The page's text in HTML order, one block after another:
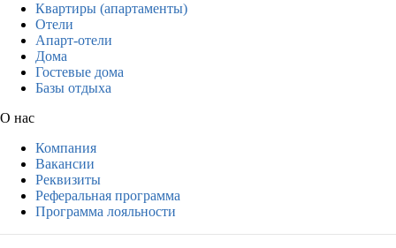
Квартиры (апартаменты)
Отели
Апарт-отели
Дома
Гостевые дома
Базы отдыха
О нас
Компания
Вакансии
Реквизиты
Реферальная программа
Программа лояльности